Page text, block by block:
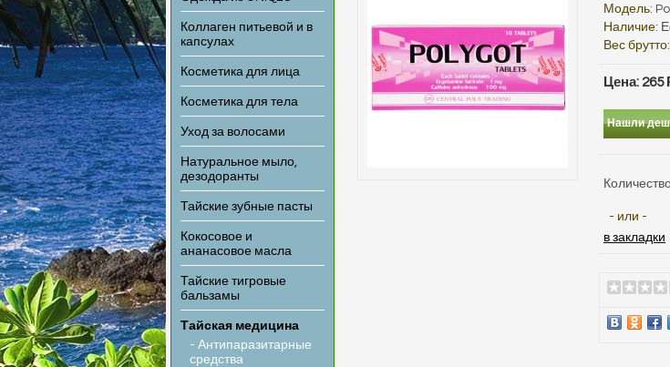
Коллаген питьевой и в
капсулах
Косметика для лица
Косметика для тела
Уход за волосами
Натуральное мыло,
дезодоранты
Тайские зубные пасты
Кокосовое и
ананасовое масла
Тайские тигровые
бальзамы
Тайская медицина
- Антипаразитарные
средства
Модель:
Наличие:
Вес брутто:
Цена: 265
Нашли
- или -
в закладки